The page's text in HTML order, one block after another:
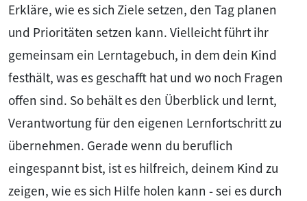
Erkläre, wie es sich Ziele setzen, den Tag planen
und Prioritäten setzen kann. Vielleicht führt ihr
gemeinsam ein Lerntagebuch, in dem dein Kind
festhält, was es geschafft hat und wo noch Fragen
offen sind. So behält es den Überblick und lernt,
Verantwortung für den eigenen Lernfortschritt zu
übernehmen. Gerade wenn du beruflich
eingespannt bist, ist es hilfreich, deinem Kind zu
zeigen, wie es sich Hilfe holen kann - sei es durch